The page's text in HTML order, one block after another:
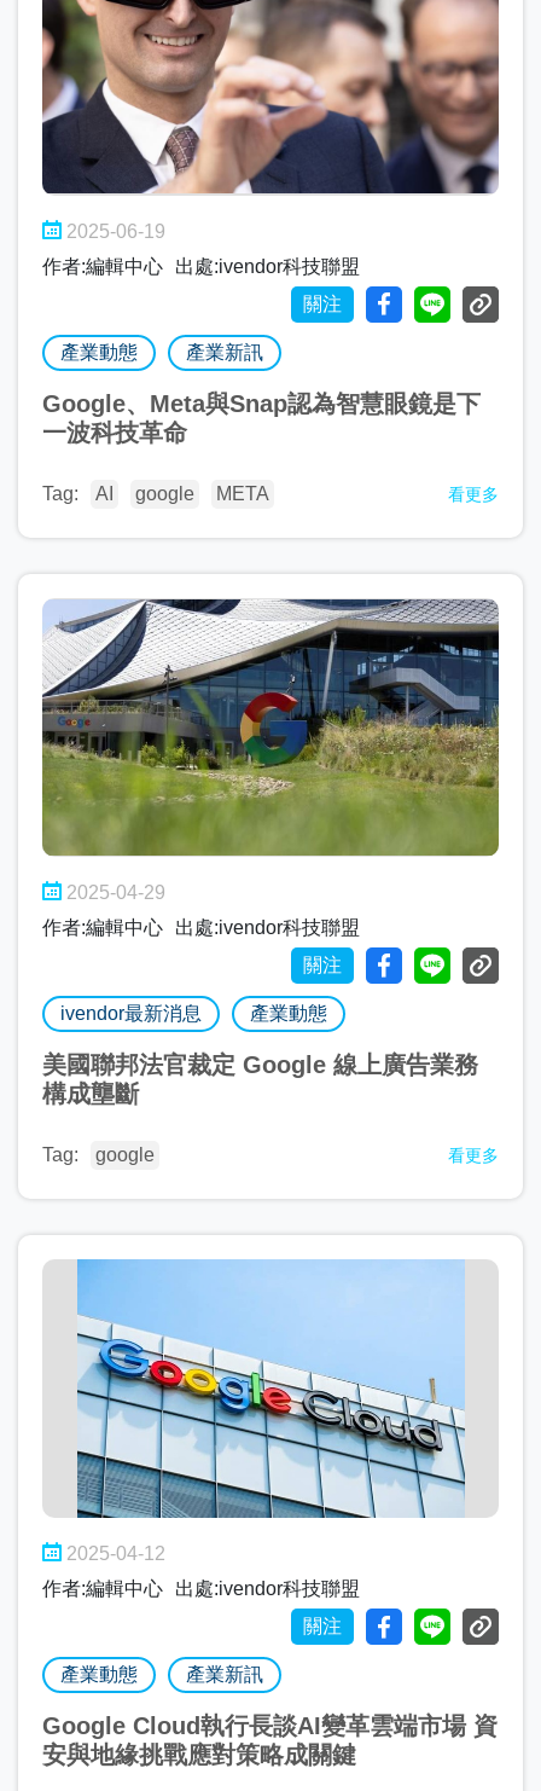
2025-06-19
作者:編輯中心
出處:ivendor科技聯盟
關注
產業動態 產業新訊
Google、Meta與Snap認為智慧眼鏡是下
一波科技革命
Tag: AI google META 看更多
2025-04-29
作者:編輯中心
出處:ivendor科技聯盟
關注
ivendor最新消息 產業動態
美國聯邦法官裁定 Google 線上廣告業務
構成壟斷
Tag: google 看更多
2025-04-12
作者:編輯中心
出處:ivendor科技聯盟
關注
產業動態 產業新訊
Google Cloud執行長談AI變革雲端市場 資
安與地緣挑戰應對策略成關鍵